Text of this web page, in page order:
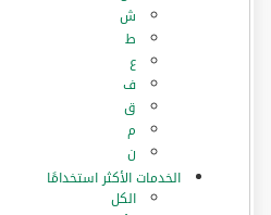
ش
ط
ع
ف
ق
م
ن
الخدمات الأكثر استخدامًا
الكل